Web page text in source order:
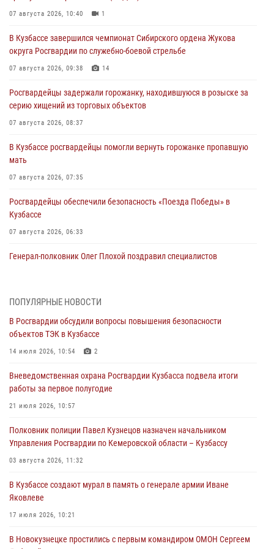
07 августа 2026, 10:40 1
В Кузбассе завершился чемпионат Сибирского ордена Жукова
округа Росгвардии по служебно-боевой стрельбе
07 августа 2026, 09:38 14
Росгвардейцы задержали горожанку, находившуюся в розыске за
серию хищений из торговых объектов
07 августа 2026, 08:37
В Кузбассе росгвардейцы помогли вернуть горожанке пропавшую
мать
07 августа 2026, 07:35
Росгвардейцы обеспечили безопасность «Поезда Победы» в
Кузбассе
07 августа 2026, 06:33
Генерал-полковник Олег Плохой поздравил специалистов
07 августа 2026, 05:32
С 1 сентября 2026 года вступает в силу новый федеральный закон о
частной охранной деятельности
06 августа 2026, 10:19
Росгвардейцы задержали предполагаемого виновника причинения
ножевого ранения кемеровчанину
06 августа 2026, 09:18
Росгвардейцы задержали мужчину, повредившего имущество
горожанки
06 августа 2026, 08:17
Росгвардейцы пресекли противоправные действия и защитили
новокузнечанку от агрессивного знакомого
06 августа 2026, 07:16
ПОПУЛЯРНЫЕ НОВОСТИ
В Росгвардии обсудили вопросы повышения безопасности
объектов ТЭК в Кузбассе
14 июля 2026, 10:54 2
Вневедомственная охрана Росгвардии Кузбасса подвела итоги
работы за первое полугодие
21 июля 2026, 10:57
Полковник полиции Павел Кузнецов назначен начальником
Управления Росгвардии по Кемеровской области – Кузбассу
03 августа 2026, 11:32
В Кузбассе создают мурал в память о генерале армии Иване
Яковлеве
17 июля 2026, 10:21
В Новокузнецке простились с первым командиром ОМОН Сергеем